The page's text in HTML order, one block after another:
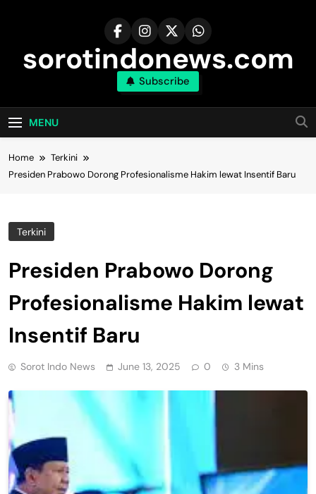
sorotindonews.com
Subscribe
MENU
Home
Terkini
Presiden Prabowo Dorong Profesionalisme Hakim lewat Insentif Baru
Terkini
Presiden Prabowo Dorong
Profesionalisme Hakim lewat
Insentif Baru
Sorot Indo News June 13, 2025 0 3 Mins